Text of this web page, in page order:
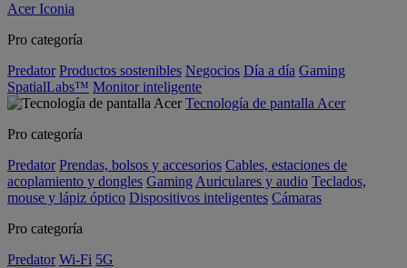
Acer Iconia
Pro categoría
Predator Productos sostenibles Negocios Día a día Gaming
SpatialLabs™ Monitor inteligente
Tecnología de pantalla Acer
Pro categoría
Predator Prendas, bolsos y accesorios Cables, estaciones de
acoplamiento y dongles Gaming Auriculares y audio Teclados,
mouse y lápiz óptico Dispositivos inteligentes Cámaras
Pro categoría
Predator Wi-Fi 5G